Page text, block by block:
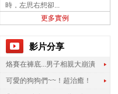
時，左思右想卻...
更多實例
影片分享
烙賽在褲底...男子相親大崩潰
可愛的狗狗們~~！超治癒！